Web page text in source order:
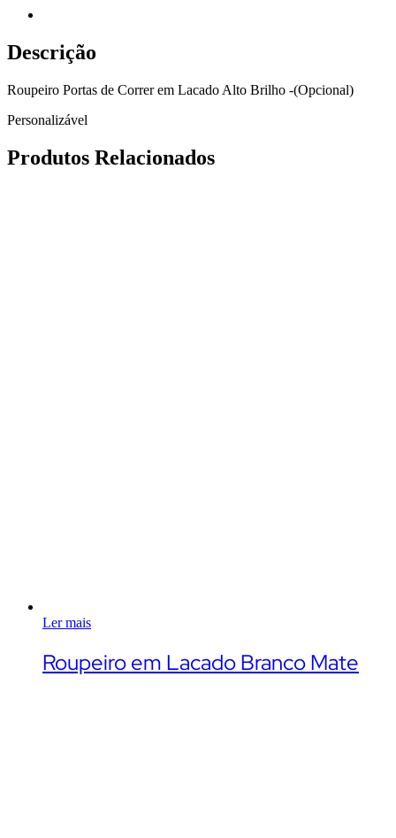
Descrição
Roupeiro Portas de Correr em Lacado Alto Brilho -(Opcional)
Personalizável
Produtos Relacionados
Ler mais
Roupeiro em Lacado Branco Mate